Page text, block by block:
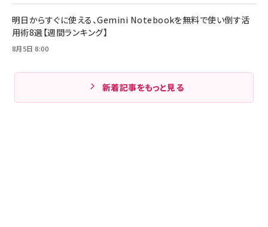
明日からすぐに使える、Gemini Notebookを無料で使い倒す活
用術8選【週間ランキング】
8月5日 8:00
新着記事をもっと見る